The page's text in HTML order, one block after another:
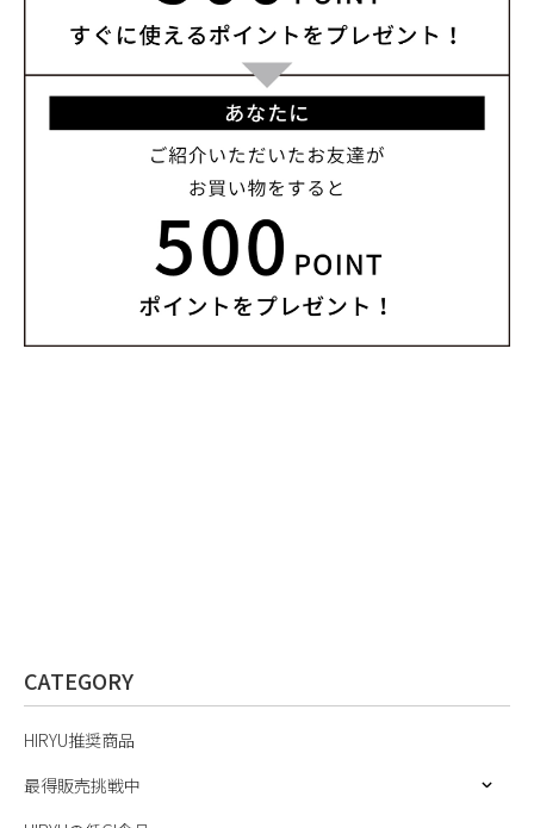
CATEGORY
HIRYU推奨商品
最得販売挑戦中